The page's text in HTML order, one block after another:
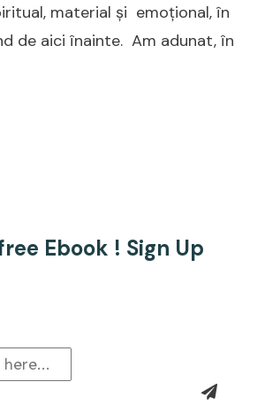
material și emoțional, în
de aici înainte. Am adunat, în
Ebook ! Sign Up